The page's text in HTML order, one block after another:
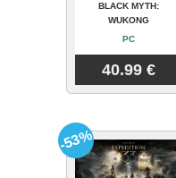
BLACK MYTH:
WUKONG
PC
40.99 €
-53%